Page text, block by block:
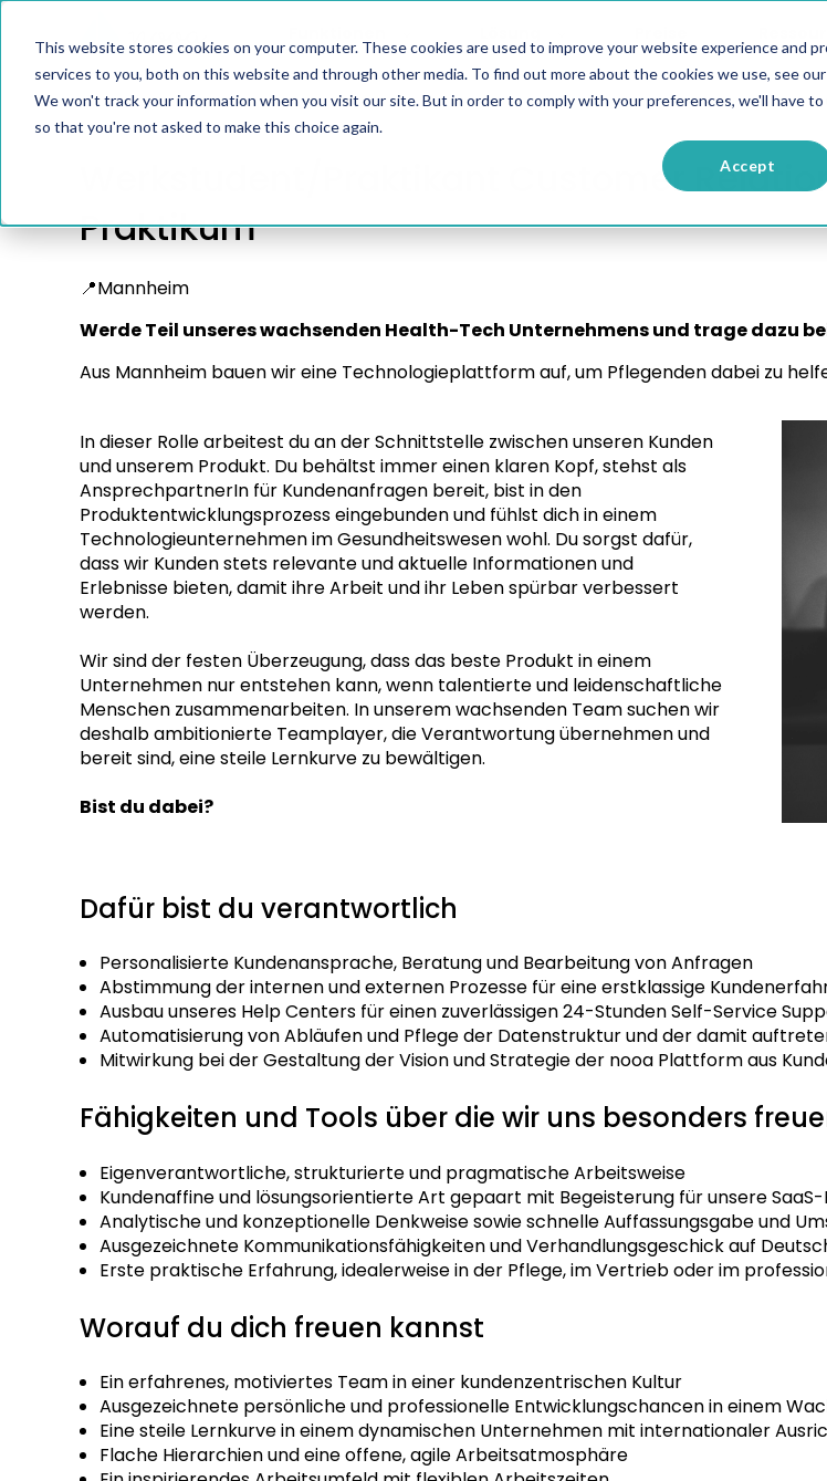
This website stores cookies on your computer. These cookies are used to improve your website experience and
services to you, both on this website and through other media. To find out more about the cookies we use, see our
We won't track your information when you visit our site. But in order to comply with your preferences, we'll have
so that you're not asked to make this choice again.
Accept
Werkstudent/Praktikant Customer
Praktikum
📍Mannheim
Werde Teil unseres wachsenden Health-Tech Unternehmens und trage dazu
Aus Mannheim bauen wir eine Technologieplattform auf, um Pflegenden dabei zu
In dieser Rolle arbeitest du an der Schnittstelle zwischen unseren Kunden
und unserem Produkt. Du behältst immer einen klaren Kopf, stehst als
AnsprechpartnerIn für Kundenanfragen bereit, bist in den
Produktentwicklungsprozess eingebunden und fühlst dich in einem
Technologieunternehmen im Gesundheitswesen wohl. Du sorgst dafür,
dass wir Kunden stets relevante und aktuelle Informationen und
Erlebnisse bieten, damit ihre Arbeit und ihr Leben spürbar verbessert
werden.
Wir sind der festen Überzeugung, dass das beste Produkt in einem
Unternehmen nur entstehen kann, wenn talentierte und leidenschaftliche
Menschen zusammenarbeiten. In unserem wachsenden Team suchen wir
deshalb ambitionierte Teamplayer, die Verantwortung übernehmen und
bereit sind, eine steile Lernkurve zu bewältigen.
Bist du dabei?
Dafür bist du verantwortlich
Personalisierte Kundenansprache, Beratung und Bearbeitung von Anfragen
Abstimmung der internen und externen Prozesse für eine erstklassige
Ausbau unseres Help Centers für einen zuverlässigen 24-Stunden Self-Service
Automatisierung von Abläufen und Pflege der Datenstruktur und der damit
Mitwirkung bei der Gestaltung der Vision und Strategie der nooa Plattform aus
Fähigkeiten und Tools über die wir uns besonders
Eigenverantwortliche, strukturierte und pragmatische Arbeitsweise
Kundenaffine und lösungsorientierte Art gepaart mit Begeisterung für unsere
Analytische und konzeptionelle Denkweise sowie schnelle Auffassungsgabe und
Ausgezeichnete Kommunikationsfähigkeiten und Verhandlungsgeschick auf
Erste praktische Erfahrung, idealerweise in der Pflege, im Vertrieb oder im
Worauf du dich freuen kannst
Ein erfahrenes, motiviertes Team in einer kundenzentrischen Kultur
Ausgezeichnete persönliche und professionelle Entwicklungschancen in einem
Eine steile Lernkurve in einem dynamischen Unternehmen mit internationaler
Flache Hierarchien und eine offene, agile Arbeitsatmosphäre